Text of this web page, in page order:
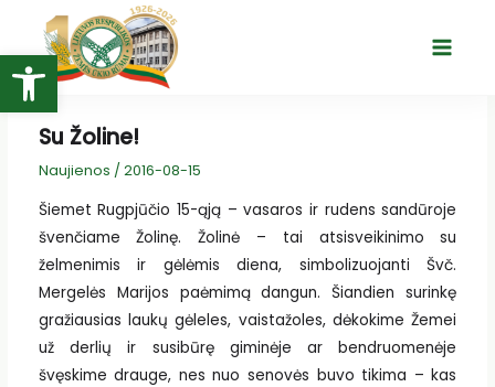
Open toolbar
turinio
Main
Su Žoline!
Naujienos / 2016-08-15
Šiemet Rugpjūčio 15-ąją – vasaros ir rudens sandūroje
švenčiame Žolinę. Žolinė – tai atsisveikinimo su
želmenimis ir gėlėmis diena, simbolizuojanti Švč.
Mergelės Marijos paėmimą dangun. Šiandien surinkę
gražiausias laukų gėleles, vaistažoles, dėkokime Žemei
už derlių ir susibūrę giminėje ar bendruomenėje
švęskime drauge, nes nuo senovės buvo tikima – kas